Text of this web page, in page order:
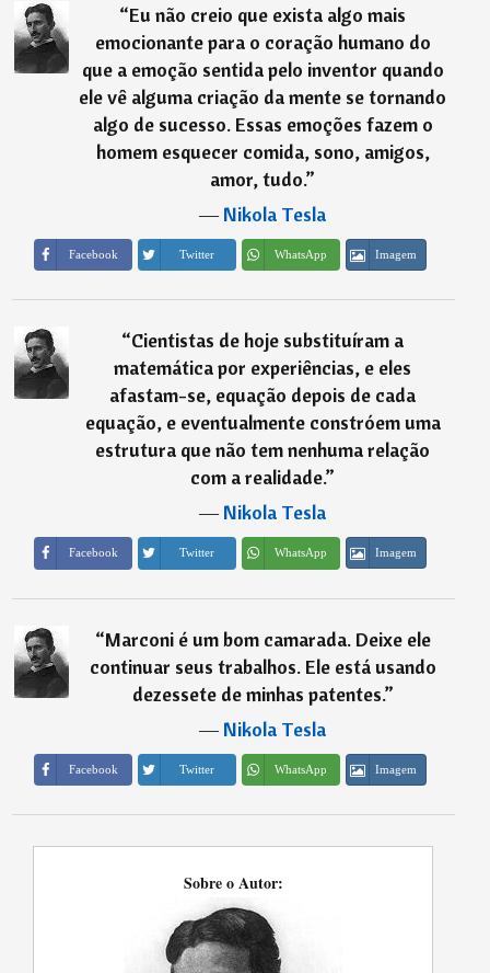
“Eu não creio que exista algo mais
emocionante para o coração humano do
que a emoção sentida pelo inventor quando
ele vê alguma criação da mente se tornando
algo de sucesso. Essas emoções fazem o
homem esquecer comida, sono, amigos,
amor, tudo.”
―Nikola Tesla
Facebook Twitter WhatsApp Imagem
“Cientistas de hoje substituíram a
matemática por experiências, e eles
afastam-se, equação depois de cada
equação, e eventualmente constróem uma
estrutura que não tem nenhuma relação
com a realidade.”
―Nikola Tesla
Facebook Twitter WhatsApp Imagem
“Marconi é um bom camarada. Deixe ele
continuar seus trabalhos. Ele está usando
dezessete de minhas patentes.”
―Nikola Tesla
Facebook Twitter WhatsApp Imagem
Sobre o Autor: